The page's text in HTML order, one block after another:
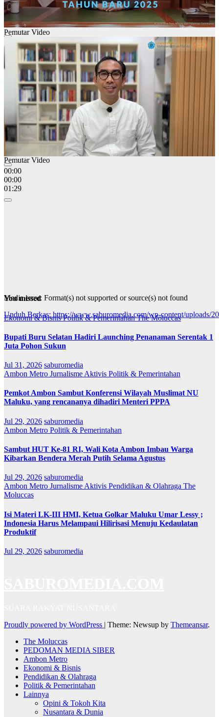
00:00
00:00
01:28
Pemutar Video
00:00
00:00
01:29
Pemutar Video
Media error: Format(s) not supported or source(s) not found
Unduh Berkas: https://www.saburomedia.com/wp-content/uploads/
00:00
You missed
Ekonomi & BisnisPolitik & PemerintahanThe Moluccas
Bupati Buru Selatan Hadiri Launching Penanaman Serentak 1
Juta Pohon Sukun
Jul 31, 2026 saburomedia
Ambon Metro Jurnalisme Aktivis Politik & Pemerintahan
Pemkot Ambon Sambut Konferensi Wilayah Muslimat NU
Maluku, yang rencananya dihadiri Menteri PPPA
Jul 29, 2026 saburomedia
Ambon Metro Politik & Pemerintahan
Sambut HUT Ke-81 RI, Wali Kota Ambon Imbau Warga
Kibarkan Bendera Merah Putih Selama Agustus
Jul 29, 2026 saburomedia
Ambon Metro Jurnalisme Aktivis Pendidikan & Olahraga The
Moluccas
Isi Materi LK-III HMI, Ketua Golkar Maluku Umar Lessy ;
Indonesia Harus Melampaui Hilirisasi Menuju Kedaulatan
Produktif
Jul 29, 2026 saburomedia
Proudly powered by WordPress | Theme: Newsup by Themeansar.
The Moluccas
PEDOMAN MEDIA SIBER
Ambon Metro
Ekonomi & Bisnis
Pendidikan & Olahraga
Politik & Pemerintahan
Lainnya
Opini & Tokoh Kita
Nusantara & Dunia